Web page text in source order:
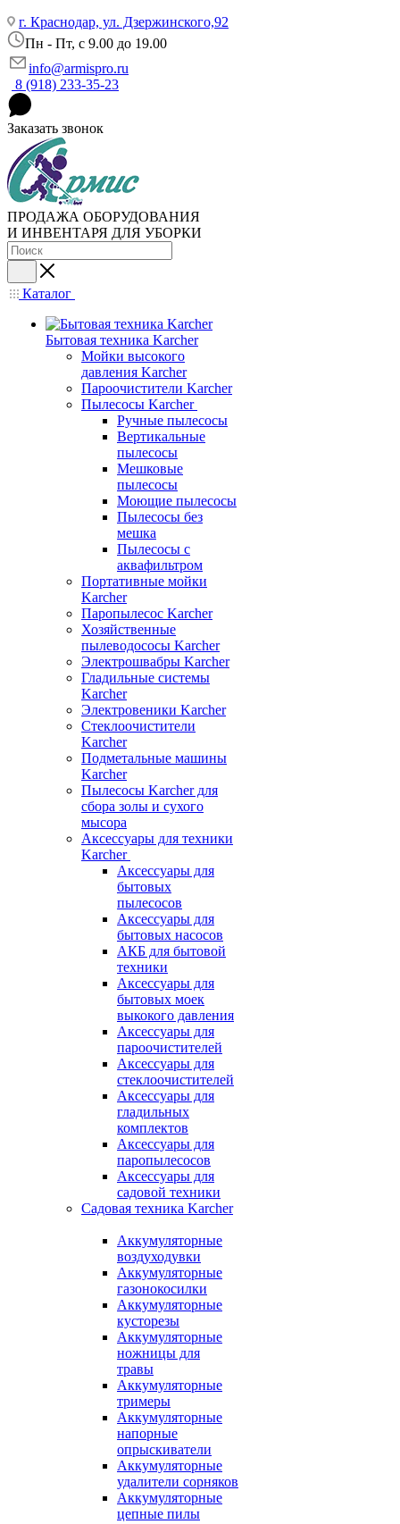
г. Краснодар, ул. Дзержинского,92
Пн - Пт, c 9.00 до 19.00
info@armispro.ru
8 (918) 233-35-23
Заказать звонок
ПРОДАЖА ОБОРУДОВАНИЯ
И ИНВЕНТАРЯ ДЛЯ УБОРКИ
Каталог
Бытовая техника Karcher
Мойки высокого
давления Karcher
Пароочистители Karcher
Пылесосы Karcher
Ручные пылесосы
Вертикальные
пылесосы
Мешковые
пылесосы
Моющие пылесосы
Пылесосы без
мешка
Пылесосы с
аквафильтром
Портативные мойки
Karcher
Паропылесос Karcher
Хозяйственные
пылеводососы Karcher
Электрошвабры Karcher
Гладильные системы
Karcher
Электровеники Karcher
Стеклоочистители
Karcher
Подметальные машины
Karcher
Пылесосы Karcher для
сбора золы и сухого
мысора
Аксессуары для техники
Karcher
Аксессуары для
бытовых
пылесосов
Аксессуары для
бытовых насосов
АКБ для бытовой
техники
Аксессуары для
бытовых моек
выкокого давления
Аксессуары для
пароочистителей
Аксессуары для
стеклоочистителей
Аксессуары для
гладильных
комплектов
Аксессуары для
паропылесосов
Аксессуары для
садовой техники
Садовая техника Karcher
Аккумуляторные
воздуходувки
Аккумуляторные
газонокосилки
Аккумуляторные
кусторезы
Аккумуляторные
ножницы для
травы
Аккумуляторные
тримеры
Аккумуляторные
напорные
опрыскиватели
Аккумуляторные
удалители сорняков
Аккумуляторные
цепные пилы